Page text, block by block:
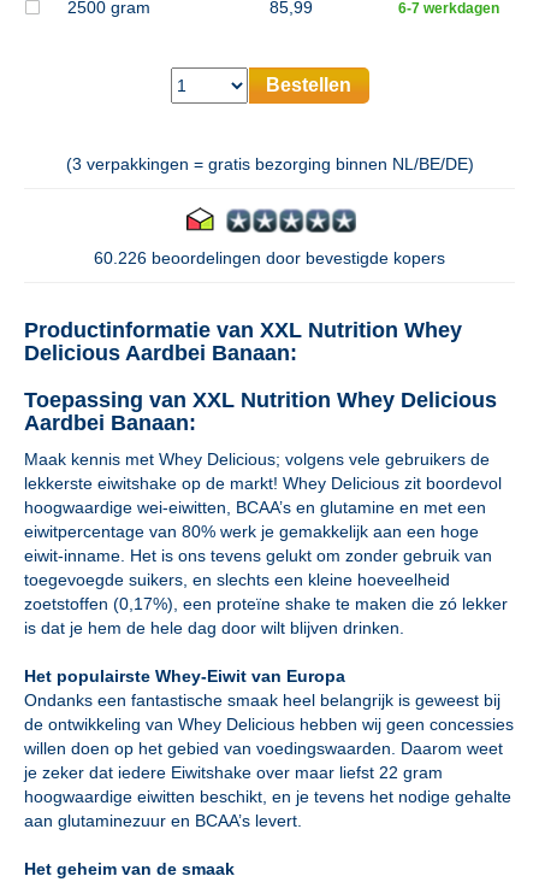
2500 gram 85,99 6-7 werkdagen
Bestellen
(3 verpakkingen = gratis bezorging binnen NL/BE/DE)
60.226 beoordelingen door bevestigde kopers
Productinformatie van XXL Nutrition Whey
Delicious Aardbei Banaan:
Toepassing van XXL Nutrition Whey Delicious
Aardbei Banaan:
Maak kennis met Whey Delicious; volgens vele gebruikers de
lekkerste eiwitshake op de markt! Whey Delicious zit boordevol
hoogwaardige wei-eiwitten, BCAA’s en glutamine en met een
eiwitpercentage van 80% werk je gemakkelijk aan een hoge
eiwit-inname. Het is ons tevens gelukt om zonder gebruik van
toegevoegde suikers, en slechts een kleine hoeveelheid
zoetstoffen (0,17%), een proteïne shake te maken die zó lekker
is dat je hem de hele dag door wilt blijven drinken.
Het populairste Whey-Eiwit van Europa
Ondanks een fantastische smaak heel belangrijk is geweest bij
de ontwikkeling van Whey Delicious hebben wij geen concessies
willen doen op het gebied van voedingswaarden. Daarom weet
je zeker dat iedere Eiwitshake over maar liefst 22 gram
hoogwaardige eiwitten beschikt, en je tevens het nodige gehalte
aan glutaminezuur en BCAA’s levert.
Het geheim van de smaak